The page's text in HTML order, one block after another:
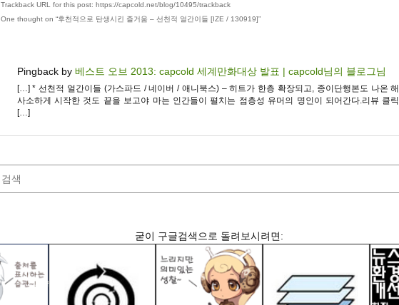
Trackback URL for this post: https://capcold.net/blog/10495/trackback
One thought on “후천적으로 탄생시킨 즐거움 – 선천적 얼간이들 [IZE / 130919]”
Pingback by 베스트 오브 2013: capcold 세계만화대상 발표 | capcold님의 블로그님
[…] * 선천적 얼간이들 (가스파드 / 네이버 / 애니북스) – 히트가 한층 확장되고, 종이단행본도 나온 해.
사소하게 시작한 것도 끝을 보고야 마는 인간들이 펼치는 점층성 유머의 명인이 되어간다.리뷰 클릭.
[…]
굳이 구글검색으로 돌려보시려면: